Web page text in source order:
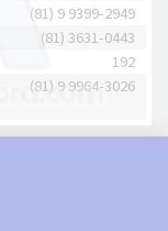
(81) 9 9399-2949
(81) 3631-0443
192
(81) 9 9964-3026